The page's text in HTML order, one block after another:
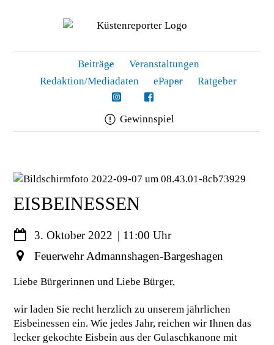
Beiträge
Veranstaltungen
Redaktion/Mediadaten
ePaper Ratgeber
Gewinnspiel
content
EISBEINESSEN
3. Oktober 2022
11:00
Feuerwehr Admannshagen-Bargeshagen
Liebe Bürgerinnen und Liebe Bürger,
wir laden Sie recht herzlich zu unserem jährlichen
Eisbeinessen ein. Wie jedes Jahr, reichen wir Ihnen das
lecker gekochte Eisbein aus der Gulaschkanone mit